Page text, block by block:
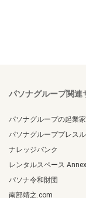
パソナグループ関連
パソナグループの起業
パソナグループプレス
ナレッジバンク
レンタルスペース
パソナ令和財団
南部靖之.com